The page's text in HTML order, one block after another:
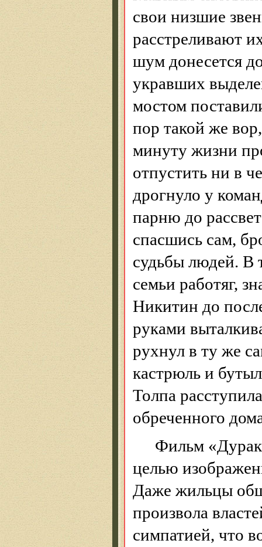
свои низшие
расстреливают
шум донесется
укравших
мостом
пор такой же
минуту жизни
отпустить ни в
дрогнуло у
парню до
спасшись сам,
судьбы людей. В
семьи работяг,
Никитин до
руками
рухнул в ту же
кастрюль и
Толпа
обреченного
Фильм «Дурак
целью
Даже жильцы
произвола
симпатией, что